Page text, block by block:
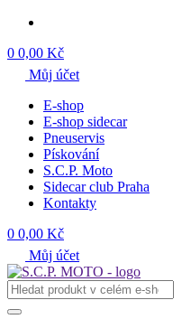
0 0,00 Kč
Můj účet
E-shop
E-shop sidecar
Pneuservis
Pískování
S.C.P. Moto
Sidecar club Praha
Kontakty
0 0,00 Kč
Můj účet